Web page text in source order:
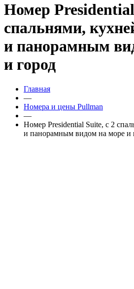
Номер
спальнями,
и панорамным
и город
Главная
—
Номера и цены Pullman
—
Номер Presidential Suite, с 2
и панорамным видом на море и